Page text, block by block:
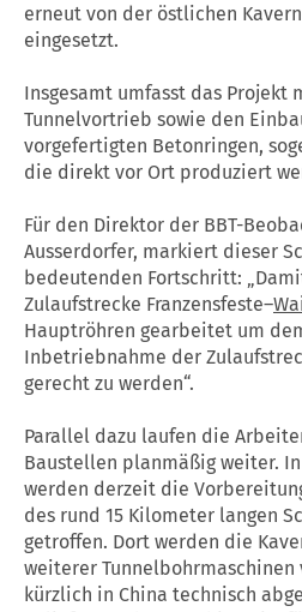
erneut von der östlichen
eingesetzt.
Insgesamt umfasst das Projekt
Tunnelvortrieb sowie den
vorgefertigten Betonringen,
die direkt vor Ort produziert
Für den Direktor der BBT-
Ausserdorfer, markiert dieser
bedeutenden Fortschritt:
Zulaufstrecke Franzensfeste–
Hauptröhren gearbeitet um
Inbetriebnahme der
gerecht zu werden“.
Parallel dazu laufen die
Baustellen planmäßig weiter.
werden derzeit die
des rund 15 Kilometer langen
getroffen. Dort werden die
weiterer
kürzlich in China technisch